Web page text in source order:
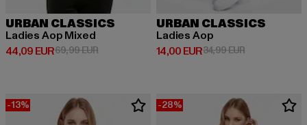
URBAN CLASSICS
Ladies Aop Mixed
44,09 EUR
Ajankohtainen hinta: 44,09 EUR
69,99 EURKampanjahinta: 69,99 EUR
URBAN CLASSICS
Ladies Aop
14,00 EUR
Ajankohtainen hinta: 14,00 EUR
34,99 EUR
-13% -28%